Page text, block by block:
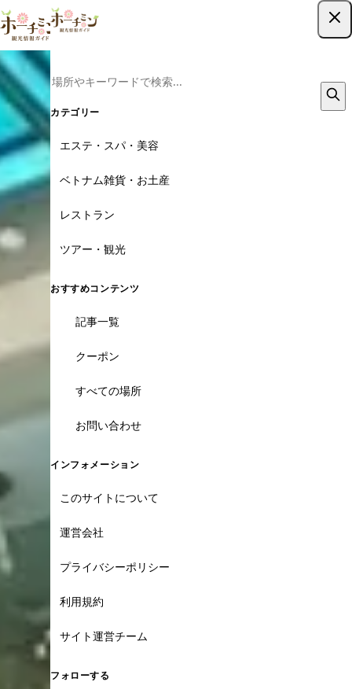
カテゴリー
エステ・スパ・美容
ベトナム雑貨・お土産
レストラン
ツアー・観光
おすすめコンテンツ
記事一覧
クーポン
すべての場所
お問い合わせ
インフォメーション
このサイトについて
運営会社
プライバシーポリシー
利用規約
サイト運営チーム
フォローする